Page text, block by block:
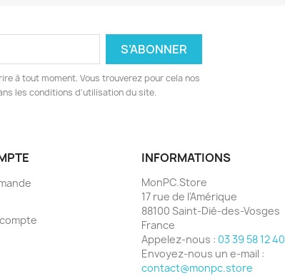
à tout moment. Vous trouverez pour cela nos
les conditions d'utilisation du site.
INFORMATIONS
MonPC.Store
17 rue de l'Amérique
88100 Saint-Dié-des-Vosges
France
Appelez-nous : 03 39 58 12 40
Envoyez-nous un e-mail :
contact@monpc.store